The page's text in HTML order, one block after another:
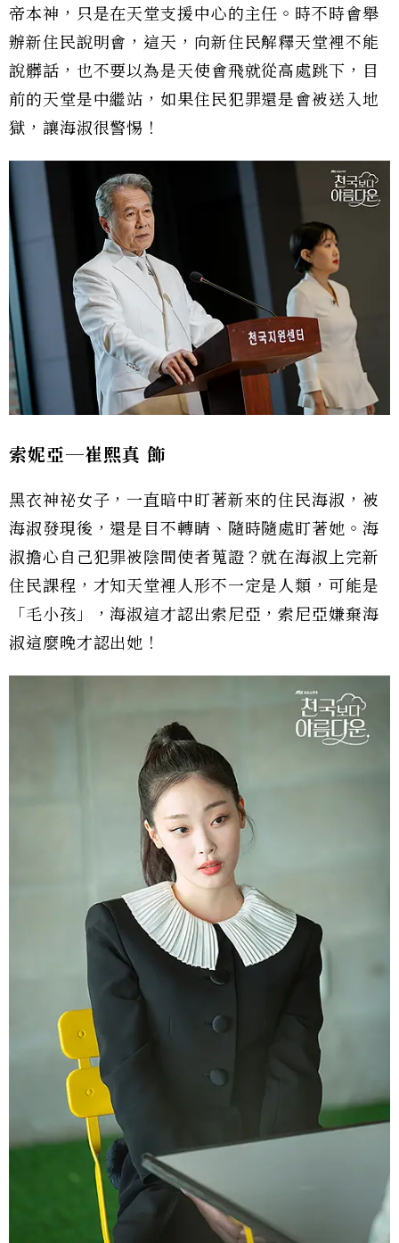
帝本神，只是在天堂支援中心的主任。時不時會舉
辦新住民說明會，這天，向新住民解釋天堂裡不能
說髒話，也不要以為是天使會飛就從高處跳下，目
前的天堂是中繼站，如果住民犯罪還是會被送入地
獄，讓海淑很警惕！
索妮亞─崔熙真 飾
黑衣神祕女子，一直暗中盯著新來的住民海淑，被
海淑發現後，還是目不轉睛、隨時隨處盯著她。海
淑擔心自己犯罪被陰間使者蒐證？就在海淑上完新
住民課程，才知天堂裡人形不一定是人類，可能是
「毛小孩」，海淑這才認出索尼亞，索尼亞嫌棄海
淑這麼晚才認出她！